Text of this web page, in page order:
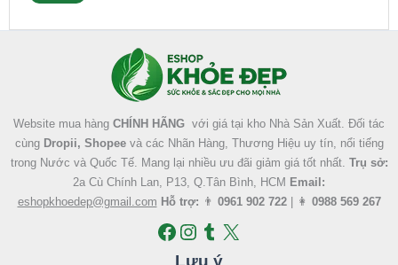
Website mua hàng CHÍNH HÃNG với giá tại kho Nhà Sản Xuất. Đối tác
cùng Dropii, Shopeevà các Nhãn Hàng, Thương Hiệu uy tín, nổi tiếng
trong Nước và Quốc Tế. Mang lại nhiều ưu đãi giảm giá tốt nhất. Trụ sở:
2a Cù Chính Lan, P13, Q.Tân Bình, HCM Email:
eshopkhoedep@gmail.com Hỗ trợ: 👨 0961 902 722| 👩 0988 569 267
Lưu ý